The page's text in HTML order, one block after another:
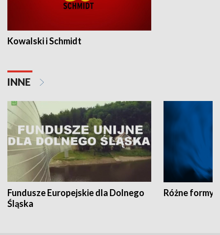
Kowalski i Schmidt
INNE
Fundusze Europejskie dla Dolnego
Śląska
Różne formy